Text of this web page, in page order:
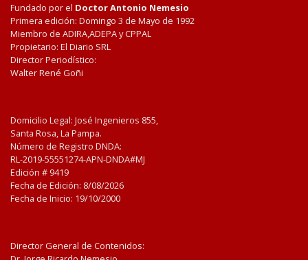
Fundado por el Doctor Antonio Nemesio
Primera edición: Domingo 3 de Mayo de 1992
Miembro de ADIRA,ADEPA y CPPAL
Propietario: El Diario SRL
Director Periodístico:
Walter René Goñi
Domicilio Legal: José Ingenieros 855,
Santa Rosa, La Pampa.
Número de Registro DNDA:
RL-2019-55551274-APN-DNDA#MJ
Edición # 9419
Fecha de Edición: 8/08/2026
Fecha de Inicio: 19/10/2000
Director General de Contenidos: